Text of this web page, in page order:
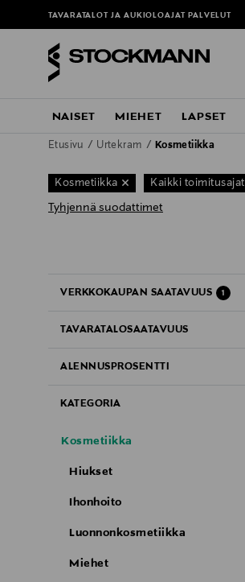
TAVARATALOT JA AUKIOLOAJAT PALVELUT
NAISET MIEHET LAPSET
Etusivu Urtekram Kosmetiikka
Kosmetiikka Kaikki toimitusajat
Tyhjennä suodattimet
VERKKOKAUPAN SAATAVUUS 1
TAVARATALOSAATAVUUS
ALENNUSPROSENTTI
KATEGORIA
Kosmetiikka
Hiukset
Ihonhoito
Luonnonkosmetiikka
Miehet